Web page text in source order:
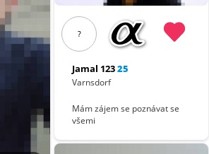
?
Jamal 12325
Varnsdorf
Mám zájem se poznávat se
všemi